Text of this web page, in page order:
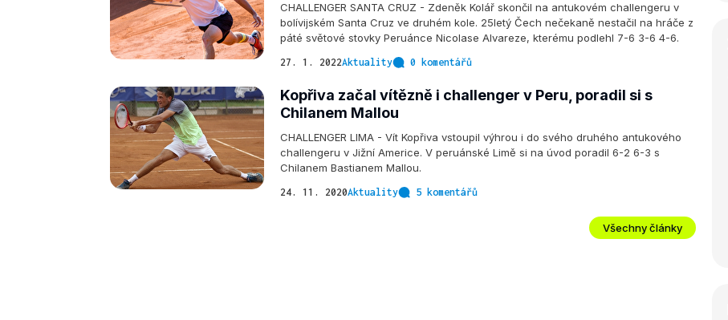
CHALLENGER SANTA CRUZ - Zdeněk Kolář skončil na antukovém challengeru v
bolívijském Santa Cruz ve druhém kole. 25letý Čech nečekaně nestačil na hráče z
páté světové stovky Peruánce Nicolase Alvareze, kterému podlehl 7-6 3-6 4-6.
27. 1. 2022Aktuality 0 komentářů
Kopřiva začal vítězně i challenger v Peru, poradil si s
Chilanem Mallou
CHALLENGER LIMA - Vít Kopřiva vstoupil výhrou i do svého druhého antukového
challengeru v Jižní Americe. V peruánské Limě si na úvod poradil 6-2 6-3 s
Chilanem Bastianem Mallou.
24. 11. 2020Aktuality 5 komentářů
Všechny články